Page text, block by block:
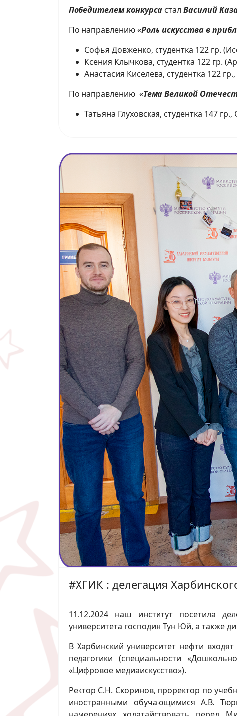
Победителем конкурса стал Василий
По направлению «Роль искусства в
Софья Довженко, студентка 122 гр.
Ксения Клычкова, студентка 122 гр.
Анастасия Киселева, студентка 122
По направлению «Тема Великой
Татьяна Глуховская, студентка 147
#ХГИК : делегация
11.12.2024 наш институт посетила
университета господин Тун Юй, а также
В Харбинский университет нефти
педагогики (специальности
«Цифровое медиаискусство»).
Ректор С.Н. Скоринов, проректор по
иностранными обучающимися А.В.